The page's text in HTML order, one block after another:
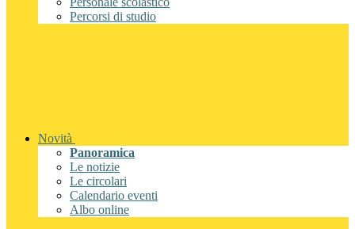
Percorsi di studio
Novità
Panoramica
Le notizie
Le circolari
Calendario eventi
Albo online